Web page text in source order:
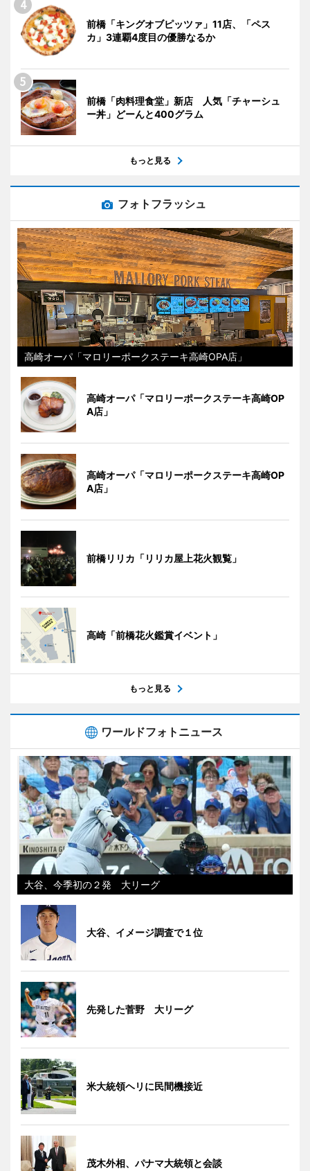
前橋「キングオブピッツァ」11店、「ペス
カ」3連覇4度目の優勝なるか
前橋「肉料理食堂」新店 人気「チャーシュ
ー丼」どーんと400グラム
もっと見る
フォトフラッシュ
高崎オーパ「マロリーポークステーキ高崎OPA店」
高崎オーパ「マロリーポークステーキ高崎OP
A店」
高崎オーパ「マロリーポークステーキ高崎OP
A店」
前橋リリカ「リリカ屋上花火観覧」
高崎「前橋花火鑑賞イベント」
もっと見る
ワールドフォトニュース
大谷、今季初の２発 大リーグ
大谷、イメージ調査で１位
先発した菅野 大リーグ
米大統領ヘリに民間機接近
茂木外相、パナマ大統領と会談